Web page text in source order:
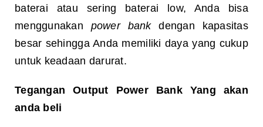
baterai atau sering baterai low, Anda bisa
menggunakan power bankdengan kapasitas
besar sehingga Anda memiliki daya yang cukup
untuk keadaan darurat.
Tegangan Output Power Bank Yang akan
anda beli